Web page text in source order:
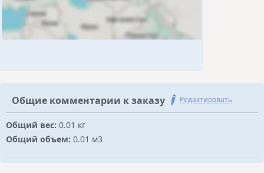
Общие комментарии к заказу Редактировать
Общий вес: 0.01 кг
Общий объем: 0.01 м3